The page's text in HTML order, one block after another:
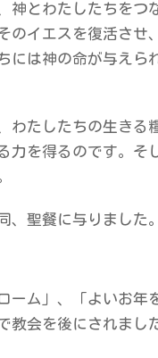
神とわたしたちをつ
のイエスを復活させ
には神の命が与えら
わたしたちの生きる
力を得るのです。そ
、聖餐に与りました。
ーム」、「よいお
教会を後にされまし